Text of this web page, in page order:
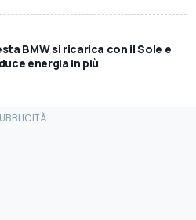
BMW si ricarica con il Sole e
energia in più